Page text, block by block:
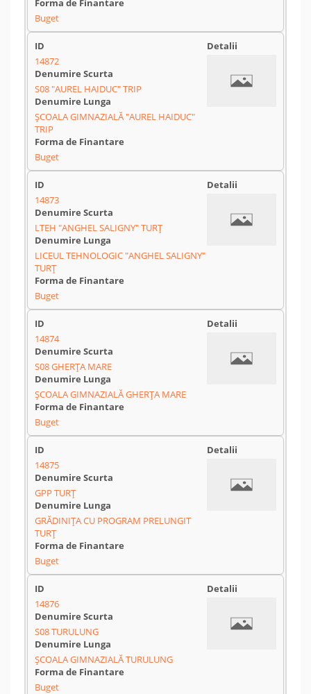
Buget
14872
S08 "AUREL HAIDUC" TRIP
ȘCOALA GIMNAZIALĂ "AUREL HAIDUC"
TRIP
Buget
14873
LTEH "ANGHEL SALIGNY" TURȚ
LICEUL TEHNOLOGIC "ANGHEL SALIGNY"
TURȚ
Buget
14874
S08 GHERȚA MARE
ȘCOALA GIMNAZIALĂ GHERȚA MARE
Buget
14875
GPP TURȚ
GRĂDINIȚA CU PROGRAM PRELUNGIT
TURȚ
Buget
14876
S08 TURULUNG
ȘCOALA GIMNAZIALĂ TURULUNG
Buget